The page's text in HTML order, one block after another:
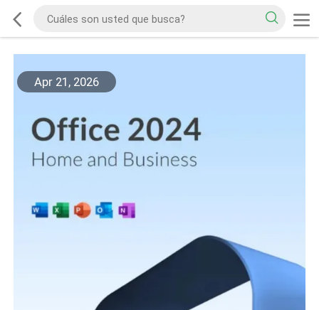
Apr 21, 2026